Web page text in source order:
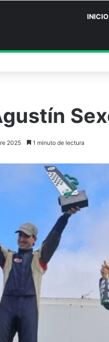
INICIO
2025 1 minuto de lectura